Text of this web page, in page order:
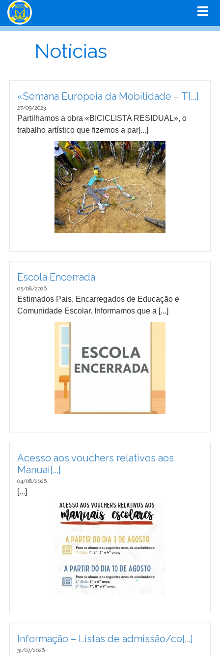
Notícias
«Semana Europeia da Mobilidade – T[...]
27/09/2023
Partilhamos a obra «BICICLISTA RESIDUAL», o
trabalho artístico que fizemos a par[...]
Escola Encerrada
05/08/2026
Estimados Pais, Encarregados de Educação e
Comunidade Escolar. Informamos que a [...]
Acesso aos vouchers relativos aos
Manuai[...]
04/08/2026
[...]
Informação – Listas de admissão/co[...]
31/07/2026